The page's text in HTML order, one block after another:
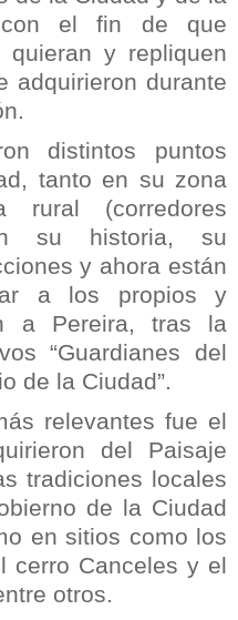
con el fin de que
quieran y repliquen
adquirieron durante
distintos puntos
tanto en su zona
(corredores
su historia, su
y ahora están
a los propios y
a Pereira, tras la
“Guardianes del
de la Ciudad”.
relevantes fue el
del Paisaje
tradiciones locales
de la Ciudad
en sitios como los
cerro Canceles y el
otros.